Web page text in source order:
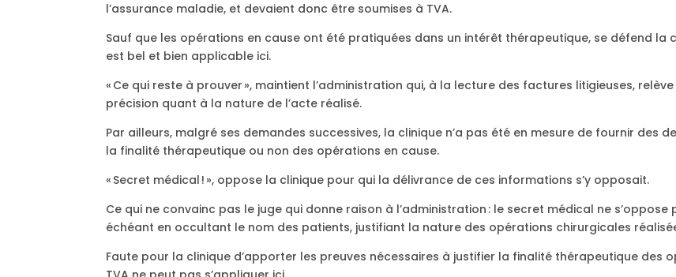
l’assurance maladie, et devaient donc être soumises à TVA.
Sauf que les opérations en cause ont été pratiquées dans un intérêt thérapeutique, se défend la
est bel et bien applicable ici.
« Ce qui reste à prouver », maintient l’administration qui, à la lecture des factures litigieuses,
précision quant à la nature de l’acte réalisé.
Par ailleurs, malgré ses demandes successives, la clinique n’a pas été en mesure de fournir des
la finalité thérapeutique ou non des opérations en cause.
« Secret médical ! », oppose la clinique pour qui la délivrance de ces informations s’y opposait.
Ce qui ne convainc pas le juge qui donne raison à l’administration : le secret médical ne
échéant en occultant le nom des patients, justifiant la nature des opérations chirurgicales
Faute pour la clinique d’apporter les preuves nécessaires à justifier la finalité thérapeutique des